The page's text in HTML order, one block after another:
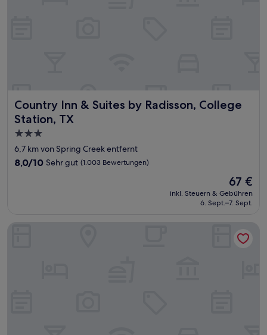
Country Inn & Suites by Radisson, College
Station, TX
Country Inn & Suites by Radisson, College Station, TX
3.0-
Sterne-
Unterkunft
6,7 km von Spring Creek entfernt
8.0
Bewertungen)
8,0/10 Sehr gut (1.003 Bewertungen)
Der
Preis
beträgt
67 €
inkl. Steuern & Gebühren
6. Sept.–7. Sept.
Baymont by Wyndham College Station